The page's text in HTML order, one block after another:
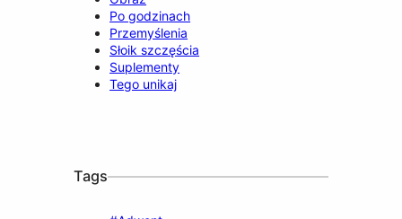
Po godzinach
Przemyślenia
Słoik szczęścia
Suplementy
Tego unikaj
Tags